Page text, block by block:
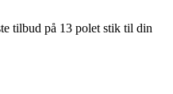
tilbud på 13 polet stik til din